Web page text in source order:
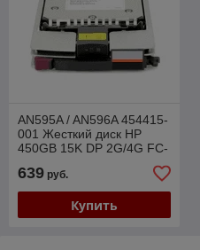
AN595A / AN596A 454415-
001 Жесткий диск HP
450GB 15K DP 2G/4G FC-
639 руб.
Купить